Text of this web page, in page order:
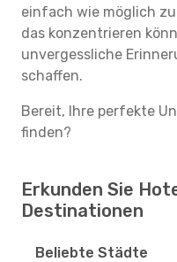
einfach wie möglich
das konzentrieren
unvergessliche
schaffen.
Bereit, Ihre perfekte
finden?
Erkunden Sie
Destinationen
Beliebte Städte